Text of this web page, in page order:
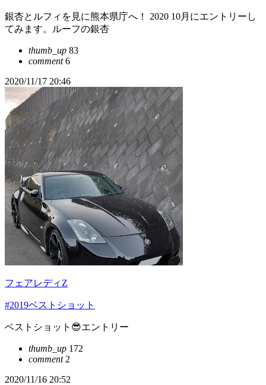
銀杏とルフィを見に熊本県庁へ！ 2020 10月にエントリーし
てみます。ルーフの銀杏
thumb_up 83
comment6
2020/11/17 20:46
フェアレディZ
#2019ベストショット
ベストショット😎エントリー
thumb_up 172
comment2
2020/11/16 20:52